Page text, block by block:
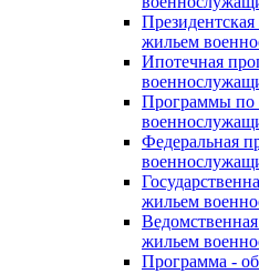
жильем
Ипотечная
Программы по
Федеральная
жильем
жильем
Программа -